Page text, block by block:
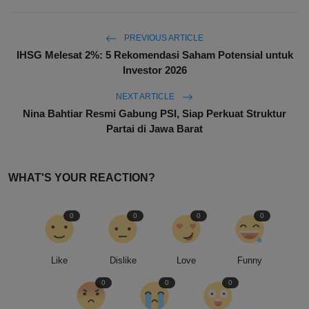
PREVIOUS ARTICLE
IHSG Melesat 2%: 5 Rekomendasi Saham Potensial untuk
Investor 2026
NEXT ARTICLE
Nina Bahtiar Resmi Gabung PSI, Siap Perkuat Struktur
Partai di Jawa Barat
WHAT'S YOUR REACTION?
Like
0
Dislike
0
Love
0
Funny
0
0 0 0